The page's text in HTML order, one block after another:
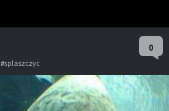
0
#splaszczyc